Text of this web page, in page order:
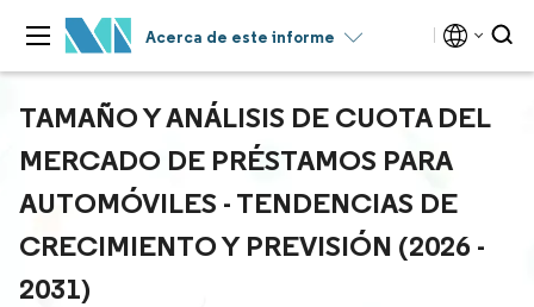
Acerca de este informe
TAMAÑO Y ANÁLISIS DE CUOTA DEL
MERCADO DE PRÉSTAMOS PARA
AUTOMÓVILES - TENDENCIAS DE
CRECIMIENTO Y PREVISIÓN (2026 -
2031)